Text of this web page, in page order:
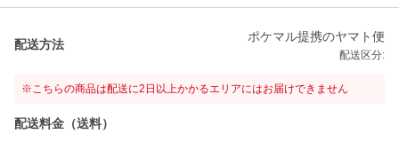
配送方法
ポケマル提携のヤマト便
配送区分:
※こちらの商品は配送に2日以上かかるエリアにはお届けできません
配送料金（送料）